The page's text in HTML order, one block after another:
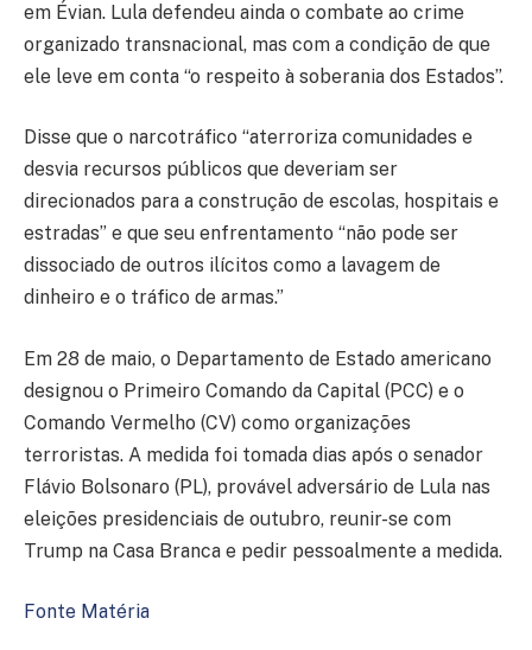
em Évian. Lula defendeu ainda o combate ao crime
organizado transnacional, mas com a condição de que
ele leve em conta “o respeito à soberania dos Estados”.
Disse que o narcotráfico “aterroriza comunidades e
desvia recursos públicos que deveriam ser
direcionados para a construção de escolas, hospitais e
estradas” e que seu enfrentamento “não pode ser
dissociado de outros ilícitos como a lavagem de
dinheiro e o tráfico de armas.”
Em 28 de maio, o Departamento de Estado americano
designou o Primeiro Comando da Capital (PCC) e o
Comando Vermelho (CV) como organizações
terroristas. A medida foi tomada dias após o senador
Flávio Bolsonaro (PL), provável adversário de Lula nas
eleições presidenciais de outubro, reunir-se com
Trump na Casa Branca e pedir pessoalmente a medida.
Fonte Matéria